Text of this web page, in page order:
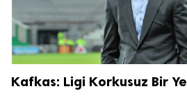
Kafkas: Ligi Korkusuz Bir